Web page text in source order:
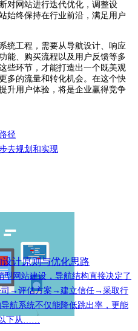
对网站进行迭代优化，调整设
始终保持在行业前沿，满足用户
统工程，需要从导航设计、响应
能、购买流程以及用户反馈等多
些环节，才能打造出一个既美观
多的流量和转化机会。在这个快
升用户体验，将是企业赢得竞争
径
去规划和实现
计原则与优化思路
型网站建设，导航结构直接决定了
司→评估方案→建立信任→采取行
航系统不仅能降低跳出率，更能
以下从……